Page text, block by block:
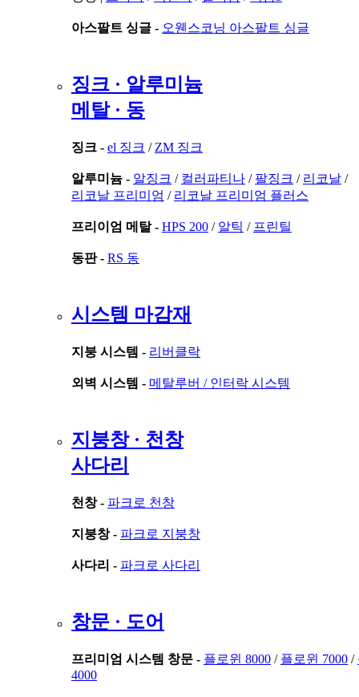
아스팔트 싱글 - 오웬스코닝 아스팔트 싱글
징크 · 알루미늄
메탈 · 동
징크 - el 징크 / ZM 징크
알루미늄 - 알징크 / 컬러파티나 / 팔징크 / 리코날 /
리코날 프리미엄 / 리코날 프리미엄 플러스
프리이엄 메탈 - HPS 200 / 알틱 / 프린틸
동판 - RS 동
시스템 마감재
지붕 시스템 - 리버클락
외벽 시스템 - 메탈루버 / 인터락 시스템
지붕창 · 천창
사다리
천창 - 파크로 천창
지붕창 - 파크로 지붕창
사다리 - 파크로 사다리
창문 · 도어
프리미엄 시스템 창문 - 플로윈 8000 / 플로윈 7000 /
4000